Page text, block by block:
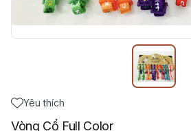
Yêu thích
Vòng Cổ Full Color